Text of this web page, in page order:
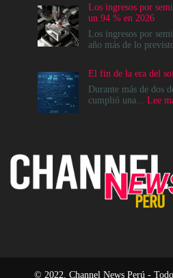
del
Data
no
es
un
Los ingresos por
un 94 % en 2026
Los ingresos por
año más de lo
El fin de la era del
Durante más de dos
cumplió una... Lee
© 2022, Channel News Perú -